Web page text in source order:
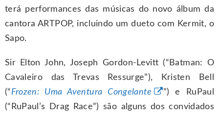
terá performances das músicas do novo álbum da
cantora ARTPOP, incluindo um dueto com Kermit, o
Sapo.
Sir Elton John, Joseph Gordon-Levitt (“Batman: O
Cavaleiro das Trevas Ressurge”), Kristen Bell
(“Frozen: Uma Aventura Congelante
”) e RuPaul
(“RuPaul’s Drag Race”) são alguns dos convidados